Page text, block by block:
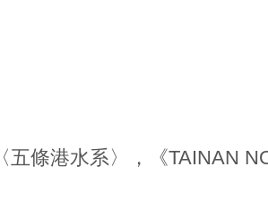
五條港水系〉，《TAINAN